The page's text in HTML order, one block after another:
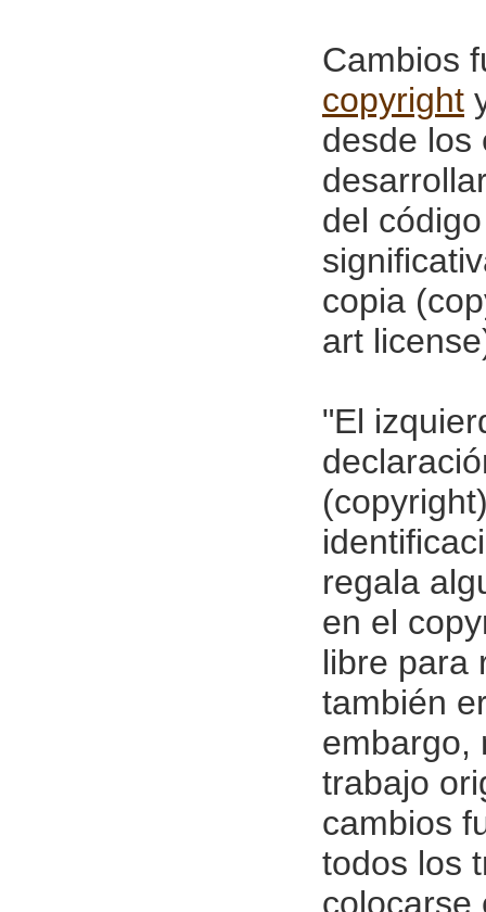
Cambios
copyright
desde los
del
copia
art
"El
regala
en el
libre para
también
embargo,
trabajo
cambios
todos los
colocarse